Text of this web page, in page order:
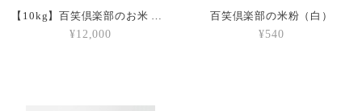
【10kg】百笑倶楽部のお米 （玄米）
¥12,000
百笑倶楽部の米粉（白）
¥540